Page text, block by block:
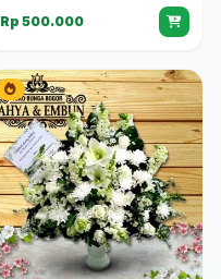
Rp 500.000